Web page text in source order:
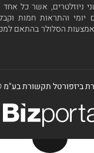
ניוזלטרים, אשר כל
יומי והתראות חמות
הסלולר בהתאם
ביזפורטל תקשורת